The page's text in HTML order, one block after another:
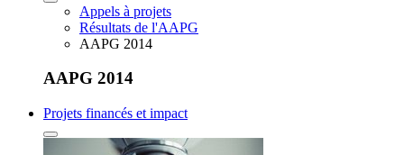
Appels à projets
Résultats de l'AAPG
AAPG 2014
AAPG 2014
Projets financés et impact